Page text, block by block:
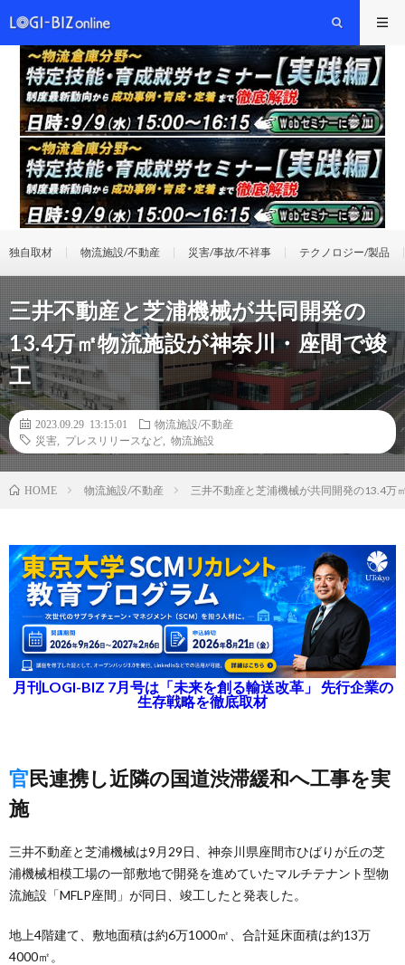
独自取材 物流施設/不動産 災害/事故/不祥事 テクノロジー/製品
三井不動産と芝浦機械が共同開発の
13.4万㎡物流施設が神奈川・座間で竣
工
2023.09.29 13:15:01
物流施設/不動産
災害
プレスリリースなど 物流施設
HOME 物流施設/不動産 三井不動産と芝浦機械が共同開発の13.4万
月刊LOGI-BIZ 7月号は「未来を創る輸送改革」 先行企業の
生存戦略を徹底取材
官民連携し近隣の国道渋滞緩和へ工事を実
施
三井不動産と芝浦機械は9月29日、神奈川県座間市ひばりが丘の芝
浦機械相模工場の一部敷地で開発を進めていたマルチテナント型物
流施設「MFLP座間」が同日、竣工したと発表した。
地上4階建て、敷地面積は約6万1000㎡、合計延床面積は約13万
4000㎡。